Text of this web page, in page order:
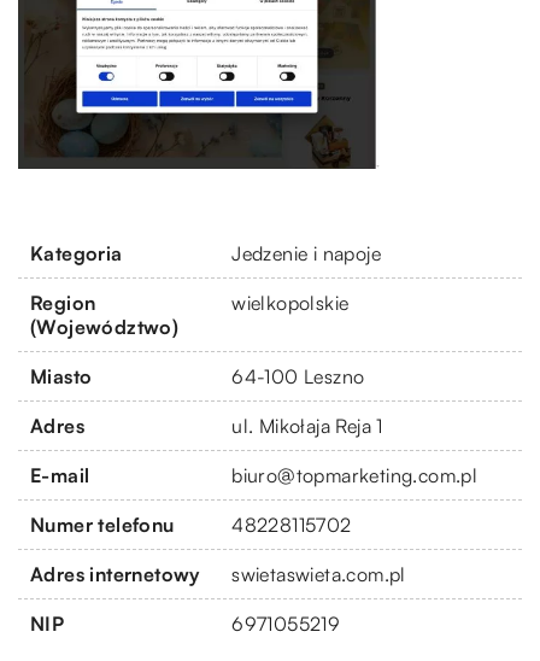
Kategoria Jedzenie i napoje
Region
(Województwo)
wielkopolskie
Miasto 64-100 Leszno
Adres ul. Mikołaja Reja 1
E-mail biuro@topmarketing.com.pl
Numer telefonu 48228115702
Adres internetowy swietaswieta.com.pl
NIP 6971055219